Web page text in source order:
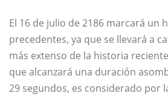
El 16 de julio de 2186 marcará un
precedentes, ya que se llevará a
más extenso de la historia
que alcanzará una duración
29 segundos, es considerado por